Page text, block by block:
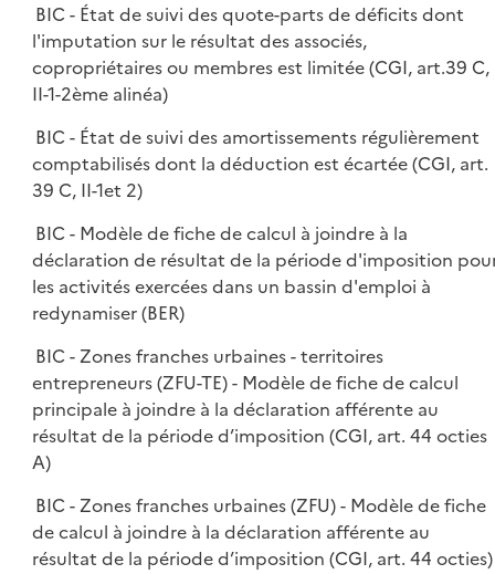
BIC - État de suivi des quote-parts de déficits dont
l'imputation sur le résultat des associés,
copropriétaires ou membres est limitée (CGI, art.39 C,
II-1-2ème alinéa)
BIC - État de suivi des amortissements régulièrement
comptabilisés dont la déduction est écartée (CGI, art.
39 C, II-1et 2)
BIC - Modèle de fiche de calcul à joindre à la
déclaration de résultat de la période d'imposition
les activités exercées dans un bassin d'emploi à
redynamiser (BER)
BIC - Zones franches urbaines - territoires
entrepreneurs (ZFU-TE) - Modèle de fiche de calcul
principale à joindre à la déclaration afférente au
résultat de la période d’imposition (CGI, art. 44 octies
A)
BIC - Zones franches urbaines (ZFU) - Modèle de fiche
de calcul à joindre à la déclaration afférente au
résultat de la période d’imposition (CGI, art. 44 octies)